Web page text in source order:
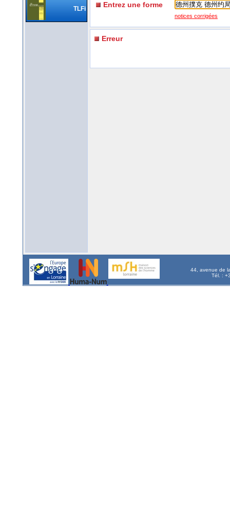
TLFi Entrez une forme
notices corrigées
Erreur
44, avenue de
Tél. :